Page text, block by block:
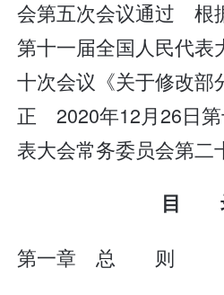
会第五次会议通过 根
第十一届全国人民代表
十次会议《关于修改部
正 2020年12月26日
表大会常务委员会第二
目
第一章 总 则